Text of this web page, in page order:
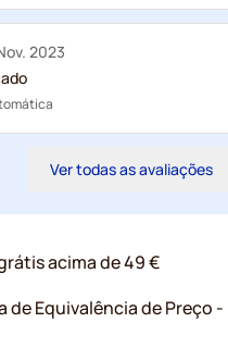
2023
Ver todas as avaliações
acima de 49 €
de Equivalência de Preço